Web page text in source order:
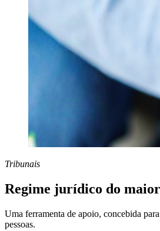
Tribunais
Regime jurídico do
Uma ferramenta de apoio, concebida
pessoas.